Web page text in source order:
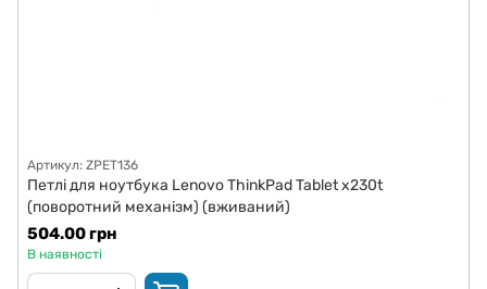
Артикул: ZPET136
Петлі для ноутбука Lenovo ThinkPad Tablet x230t
(поворотний механізм) (вживаний)
504.00 грн
В наявності